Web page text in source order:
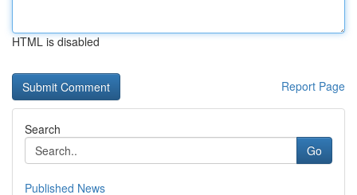
HTML is disabled
Report Page
Search
Go
Published News